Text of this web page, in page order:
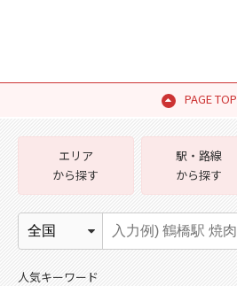
PAGE TOP
エリア
から探す
駅・路線
から探す
人気キーワード